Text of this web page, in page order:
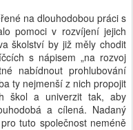
na dlouhodobou práci s
pomoci v rozvíjení jejich
školství by již měly chodit
s nápisem „na rozvoj
nabídnout prohlubování
ty nejmenší z nich propojit
škol a univerzit tak, aby
a cílená. Nadaný
tuto společnost neméně